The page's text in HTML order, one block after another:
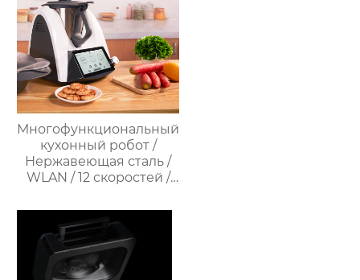
Многофункциональный
кухонный робот /
Нержавеющая сталь /
WLAN / 12 скоростей /
Программируемый /
Предустановленные
рецепты / Миксер